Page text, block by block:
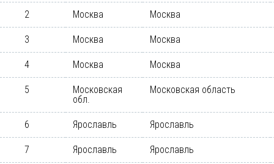
2 Москва Москва
3 Москва Москва
4 Москва Москва
5
Московская
обл.
Московская область
6 Ярославль Ярославль
7 Ярославль Ярославль